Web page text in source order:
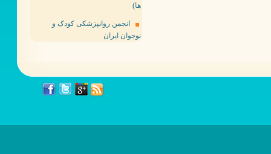
ها)
انجمن روانپزشکی کودک و
نوجوان ایران